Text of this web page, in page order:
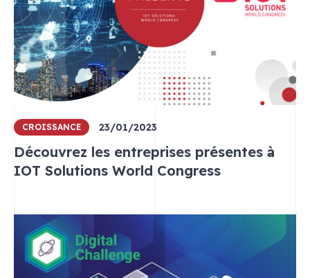
CROISSANCE 23/01/2023
Découvrez les entreprises présentes à
IOT Solutions World Congress